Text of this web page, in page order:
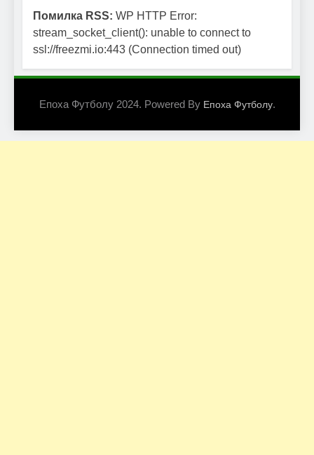
Помилка RSS: WP HTTP Error:
stream_socket_client(): unable to connect to
ssl://freezmi.io:443 (Connection timed out)
Епоха Футболу 2024. Powered By Епоха Футболу.